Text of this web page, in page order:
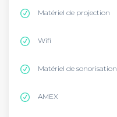
Matériel de projection
Wifi
Matériel de sonorisation
AMEX